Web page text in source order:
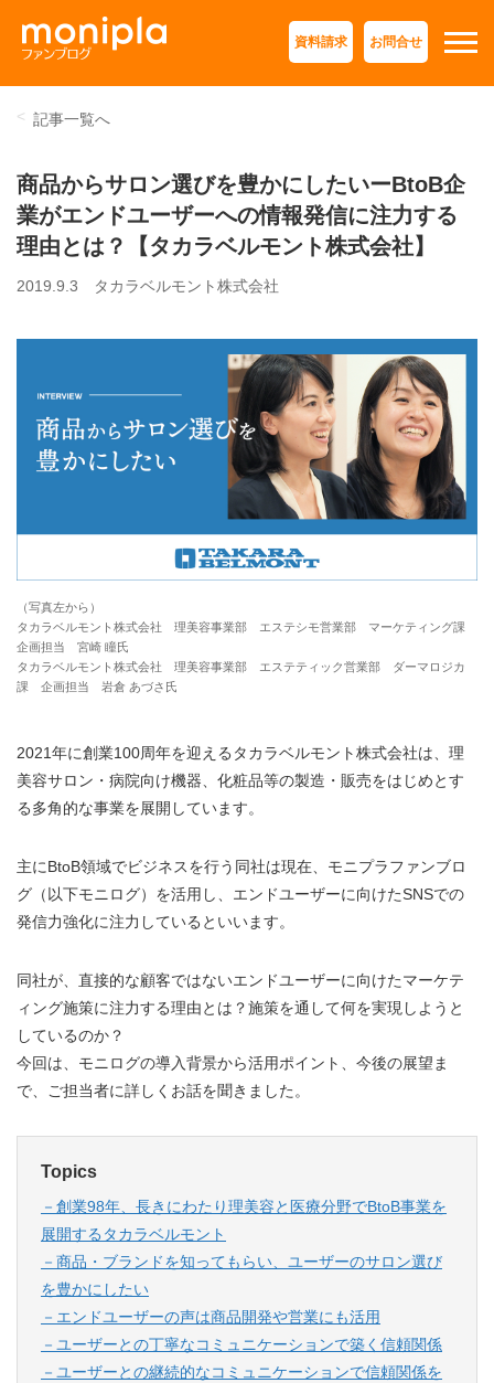
資料請求 お問合せ
記事一覧へ
商品からサロン選びを豊かにしたいーBtoB企
業がエンドユーザーへの情報発信に注力する
理由とは？【タカラベルモント株式会社】
2019.9.3 タカラベルモント株式会社
（写真左から）
タカラベルモント株式会社 理美容事業部 エステシモ営業部 マーケティング課
企画担当 宮崎 瞳氏
タカラベルモント株式会社 理美容事業部 エステティック営業部 ダーマロジカ
課 企画担当 岩倉 あづさ氏
2021年に創業100周年を迎えるタカラベルモント株式会社は、 理
美容サロン・病院向け機器、化粧品等の製造・販売をはじめとす
る多角的な事業を展開しています。
主にBtoB領域でビジネスを行う同社は現在、モニプラファンブロ
グ（以下モニログ）を活用し、エンドユーザーに向けたSNSでの
発信力強化に注力しているといいます。
同社が、直接的な顧客ではないエンドユーザーに向けたマーケテ
ィング施策に注力する理由とは？施策を通して何を実現しようと
しているのか？
今回は、モニログの導入背景から活用ポイント、今後の展望ま
で、ご担当者に詳しくお話を聞きました。
Topics
－創業98年、長きにわたり理美容と医療分野でBtoB事業を
展開するタカラベルモント
－ 商品・ブランドを知ってもらい、ユーザーのサロン選び
を豊かにしたい
－ エンドユーザーの声は商品開発や営業にも活用
－ ユーザーとの丁寧なコミュニケーションで築く信頼関係
－ ユーザーとの継続的なコミュニケーションで信頼関係を